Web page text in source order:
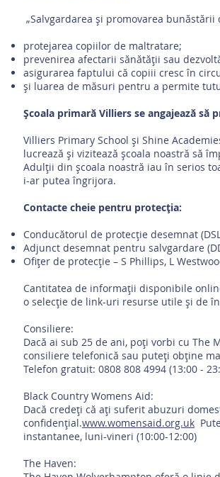
„Salvgardarea și promovarea
protejarea copiilor de maltratare;
prevenirea afectarii sănătății sau
asigurarea faptului că copiii cresc în
și luarea de măsuri pentru a permite
Școala primară Villiers se angajează să
Villiers Primary School și Shine
lucrează și vizitează școala noastră să
Adulții din școala noastră iau în serios
i-ar putea îngrijora.
Contacte cheie pentru protecția:
Conducătorul de protecție desemnat
Adjunct desemnat pentru salvgardare
Ofițer de protecție – S Phillips, L
Cantitatea de informații disponibile
o selecție de link-uri resurse utile și de
Consiliere:
Dacă ai sub 25 de ani, poți vorbi cu
consiliere telefonică sau puteți obține
Telefon gratuit: 0808 808 4994 (13:00 -
Black Country Womens Aid:
Dacă credeți că ați suferit abuzuri
confidențial.www.womensaid.org.uk
instantanee, luni-vineri (10:00-12:00)
The Haven: